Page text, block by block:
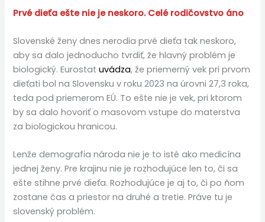
Prvé dieťa ešte nie je neskoro. Celé rodičovstvo áno
Slovenské ženy dnes nerodia prvé dieťa tak neskoro,
aby sa dalo jednoducho tvrdiť, že hlavný problém je
biologický. Eurostatuvádza, že priemerný vek pri prvom
dieťati bol na Slovensku v roku 2023 na úrovni 27,3 roka,
teda pod priemerom EÚ. To ešte nie je vek, pri ktorom
by sa dalo hovoriť o masovom vstupe do materstva
za biologickou hranicou.
Lenže demografia národa nie je to isté ako medicína
jednej ženy. Pre krajinu nie je rozhodujúce len to, či sa
ešte stihne prvé dieťa. Rozhodujúce je aj to, či po ňom
zostane čas a priestor na druhé a tretie. Práve tu je
slovenský problém.